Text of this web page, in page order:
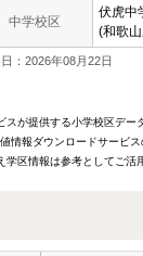
中学校区
伏虎中
(和歌
：2026年08月22日
が提供する小学校区デ
情報ダウンロードサービ
区情報は参考としてご活